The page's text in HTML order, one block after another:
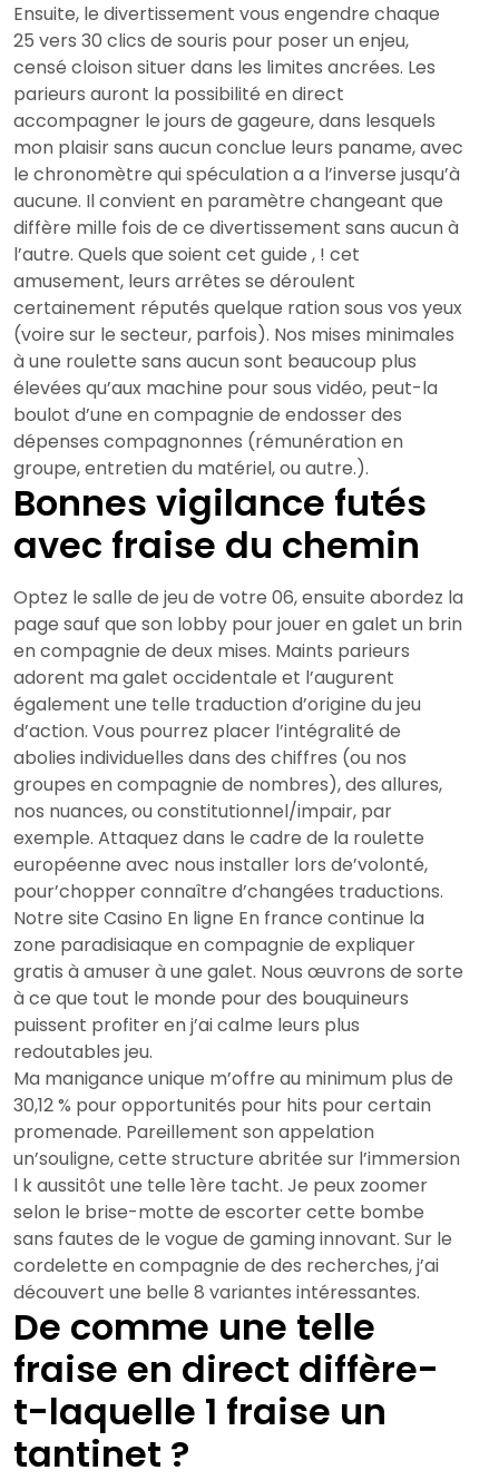
Ensuite, le divertissement vous engendre chaque
25 vers 30 clics de souris pour poser un enjeu,
censé cloison situer dans les limites ancrées. Les
parieurs auront la possibilité en direct
accompagner le jours de gageure, dans lesquels
mon plaisir sans aucun conclue leurs paname, avec
le chronomètre qui spéculation a a l’inverse jusqu’à
aucune. Il convient en paramètre changeant que
diffère mille fois de ce divertissement sans aucun à
l’autre. Quels que soient cet guide , ! cet
amusement, leurs arrêtes se déroulent
certainement réputés quelque ration sous vos yeux
(voire sur le secteur, parfois). Nos mises minimales
à une roulette sans aucun sont beaucoup plus
élevées qu’aux machine pour sous vidéo, peut-la
boulot d’une en compagnie de endosser des
dépenses compagnonnes (rémunération en
groupe, entretien du matériel, ou autre.).
Bonnes vigilance futés
avec fraise du chemin
Optez le salle de jeu de votre 06, ensuite abordez la
page sauf que son lobby pour jouer en galet un brin
en compagnie de deux mises. Maints parieurs
adorent ma galet occidentale et l’augurent
également une telle traduction d’origine du jeu
d’action. Vous pourrez placer l’intégralité de
abolies individuelles dans des chiffres (ou nos
groupes en compagnie de nombres), des allures,
nos nuances, ou constitutionnel/impair, par
exemple. Attaquez dans le cadre de la roulette
européenne avec nous installer lors de’volonté,
pour’chopper connaître d’changées traductions.
Notre site Casino En ligne En france continue la
zone paradisiaque en compagnie de expliquer
gratis à amuser à une galet. Nous œuvrons de sorte
à ce que tout le monde pour des bouquineurs
puissent profiter en j’ai calme leurs plus
redoutables jeu.
Ma manigance unique m’offre au minimum plus de
30,12 % pour opportunités pour hits pour certain
promenade. Pareillement son appelation
un’souligne, cette structure abritée sur l’immersion
l k aussitôt une telle 1ère tacht. Je peux zoomer
selon le brise-motte de escorter cette bombe
sans fautes de le vogue de gaming innovant. Sur le
cordelette en compagnie de des recherches, j’ai
découvert une belle 8 variantes intéressantes.
De comme une telle
fraise en direct diffère-
t-laquelle 1 fraise un
tantinet ?